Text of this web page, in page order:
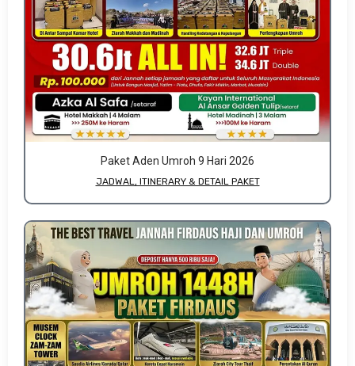
Paket Aden Umroh 9 Hari 2026
JADWAL, ITINERARY & DETAIL PAKET